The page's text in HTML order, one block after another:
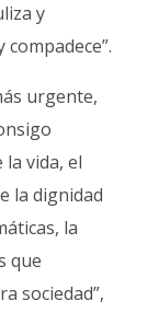
y
urgente,
vida, el
la dignidad
la
que
sociedad”,